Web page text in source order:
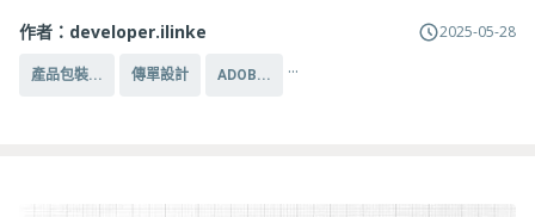
作者： developer.ilinke 2025-05-28
產品包裝... 傳單設計 ADOB... ...